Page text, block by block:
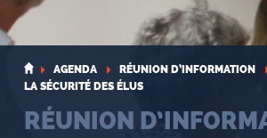
AGENDA RÉUNION D’INFORMATION
LA SÉCURITÉ DES ÉLUS
RÉUNION